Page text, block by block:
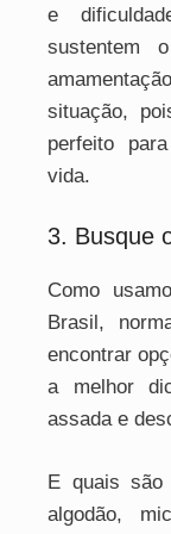
e
sustentem
situação,
perfeito
vida.
3. Busque
Como
Brasil,
encontrar
a melhor
assada e
E quais são
algodão,